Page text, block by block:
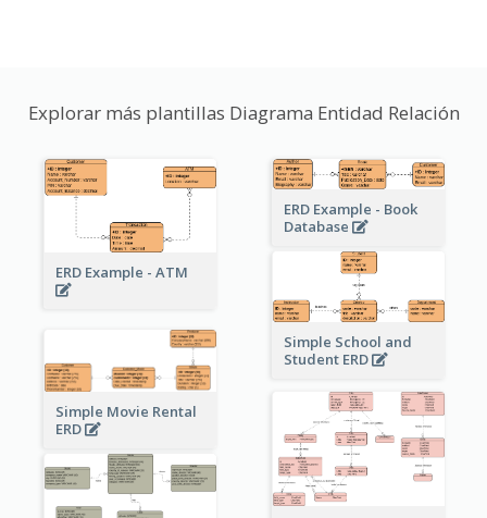
Explorar más plantillas Diagrama Entidad Relación
ERD Example - ATM
ERD Example - Book
Database
Simple School and
Student ERD
Simple Movie Rental
ERD